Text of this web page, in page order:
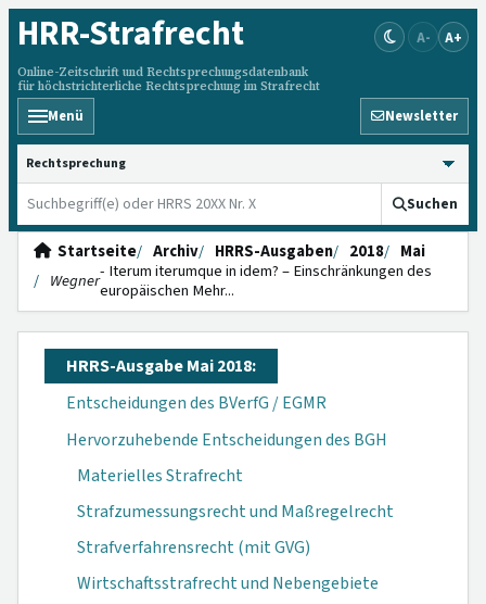
HRR-Strafrecht
Online-Zeitschrift und Rechtsprechungsdatenbank
für höchstrichterliche Rechtsprechung im Strafrecht
A- A+
Menü Newsletter
HRRS durchsuchen
Suchen
Startseite Archiv HRRS-Ausgaben 2018
Mai
Wegner- Iterum iterumque in idem? – Einschränkungen des
euro­päischen Mehr...
HRRS-Ausgabe Mai 2018:
Entscheidungen des BVerfG / EGMR
Hervorzuhebende Entscheidungen des BGH
Materielles Strafrecht
Strafzumessungsrecht und Maßregelrecht
Strafverfahrensrecht (mit GVG)
Wirtschaftsstrafrecht und Nebengebiete